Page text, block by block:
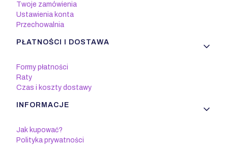
Twoje zamówienia
Ustawienia konta
Przechowalnia
PŁATNOŚCI I DOSTAWA
Formy płatności
Raty
Czas i koszty dostawy
INFORMACJE
Jak kupować?
Polityka prywatności